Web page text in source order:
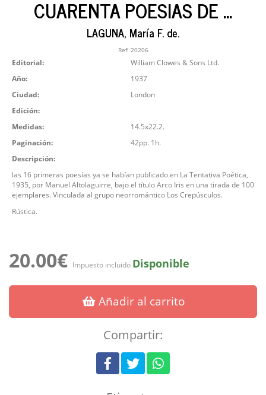
CUARENTA POESIAS DE ...
LAGUNA, María F. de.
Ref: 20206
Editorial:
William Clowes & Sons Ltd.
Año:
1937
Ciudad:
London
Edición:
Medidas:
14.5x22.2.
Paginación:
42pp. 1h.
Descripción:
las 16 primeras poesías ya se habían publicado en La Tentativa Poética,
1935, por Manuel Altolaguirre, bajo el título Arco Iris en una tirada de 100
ejemplares. Vinculada al grupo neorromántico Los Crepúsculos.
Rústica.
20.00€ Impuesto incluido Disponible
Añadir al carrito
Compartir: